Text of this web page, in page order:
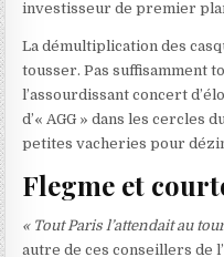
investisseur de premier
La démultiplication des
tousser. Pas suffisamment
l’assourdissant concert
d’« AGG » dans les cercles
petites vacheries pour
Flegme et
« Tout Paris l’attendait au
autre de ces conseillers de